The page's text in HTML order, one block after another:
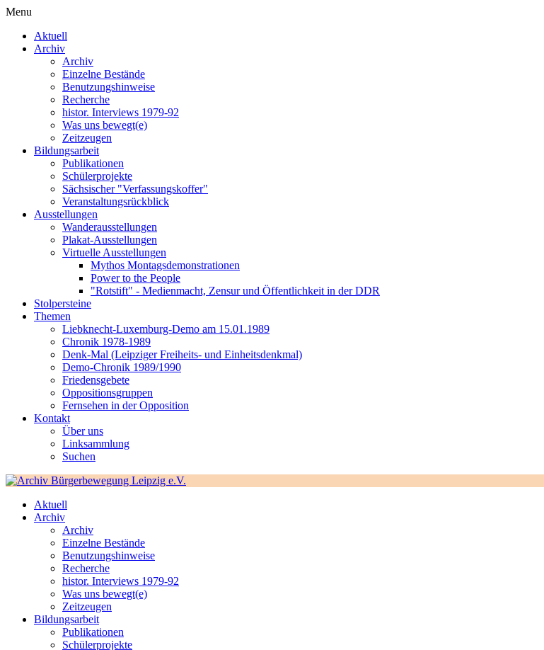
Menu
Aktuell
Archiv
Archiv
Einzelne Bestände
Benutzungshinweise
Recherche
histor. Interviews 1979-92
Was uns bewegt(e)
Zeitzeugen
Bildungsarbeit
Publikationen
Schülerprojekte
Sächsischer "Verfassungskoffer"
Veranstaltungsrückblick
Ausstellungen
Wanderausstellungen
Plakat-Ausstellungen
Virtuelle Ausstellungen
Mythos Montagsdemonstrationen
Power to the People
"Rotstift" - Medienmacht, Zensur und Öffentlichkeit in der DDR
Stolpersteine
Themen
Liebknecht-Luxemburg-Demo am 15.01.1989
Chronik 1978-1989
Denk-Mal (Leipziger Freiheits- und Einheitsdenkmal)
Demo-Chronik 1989/1990
Friedensgebete
Oppositionsgruppen
Fernsehen in der Opposition
Kontakt
Über uns
Linksammlung
Suchen
Aktuell
Archiv
Archiv
Einzelne Bestände
Benutzungshinweise
Recherche
histor. Interviews 1979-92
Was uns bewegt(e)
Zeitzeugen
Bildungsarbeit
Publikationen
Schülerprojekte